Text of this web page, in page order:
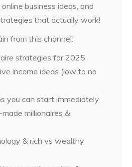
business ideas, and
that actually work!
from this channel:
strategies for 2025
income ideas (low to no
you can start immediately
millionaires &
& rich vs wealthy